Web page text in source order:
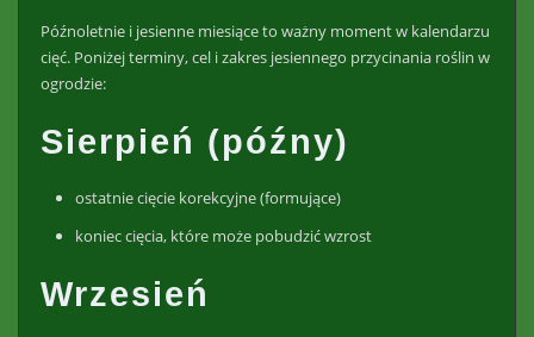
Późnoletnie i jesienne miesiące to ważny moment w kalendarzu
cięć. Poniżej terminy, cel i zakres jesiennego przycinania roślin w
ogrodzie:
Sierpień (późny)
ostatnie cięcie korekcyjne (formujące)
koniec cięcia, które może pobudzić wzrost
Wrzesień